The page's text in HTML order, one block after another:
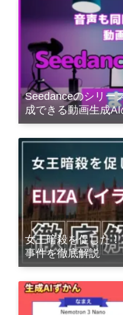
Seedanceのシリー
成できる動画生成
女王暗殺を促した
事件を徹底解説